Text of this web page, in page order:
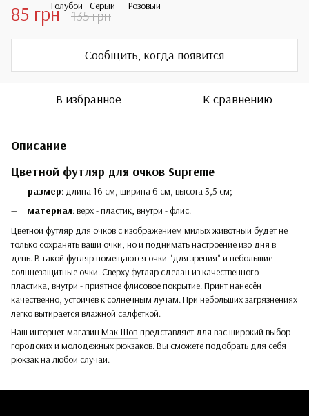
85 грн 135 грн
Сообщить, когда появится
В избранное К сравнению
Описание
Цветной футляр для очков Supreme
размер: длина 16 см, ширина 6 см, высота 3,5 см;
материал: верх - пластик, внутри - флис.
Цветной футляр для очков с изображением милых животный будет не
только сохранять ваши очки, но и поднимать настроение изо дня в
день. В такой футляр помещаются очки "для зрения" и небольшие
солнцезащитные очки. Сверху футляр сделан из качественного
пластика, внутри - приятное флисовое покрытие. Принт нанесён
качественно, устойчев к солнечным лучам. При небольших загрязнениях
легко вытирается влажной салфеткой.
Наш интернет-магазин Мак-Шоп представляет для вас широкий выбор
городских и молодежных рюкзаков. Вы сможете подобрать для себя
рюкзак на любой случай.